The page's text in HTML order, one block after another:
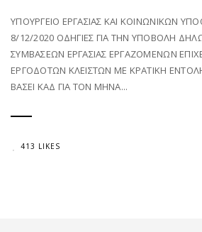
ΥΠΟΥΡΓΕΙΟ ΕΡΓΑΣΙΑΣ ΚΑΙ ΚΟΙΝΩΝΙΚΩΝ
8/12/2020 ΟΔΗΓΙΕΣ ΓΙΑ ΤΗΝ ΥΠΟΒΟΛΗ
ΣΥΜΒΑΣΕΩΝ ΕΡΓΑΣΙΑΣ ΕΡΓΑΖΟΜΕΝΩΝ
ΕΡΓΟΔΟΤΩΝ ΚΛΕΙΣΤΩΝ ΜΕ ΚΡΑΤΙΚΗ
ΒΑΣΕΙ ΚΑΔ ΓΙΑ ΤΟΝ ΜΗΝΑ...
413 LIKES